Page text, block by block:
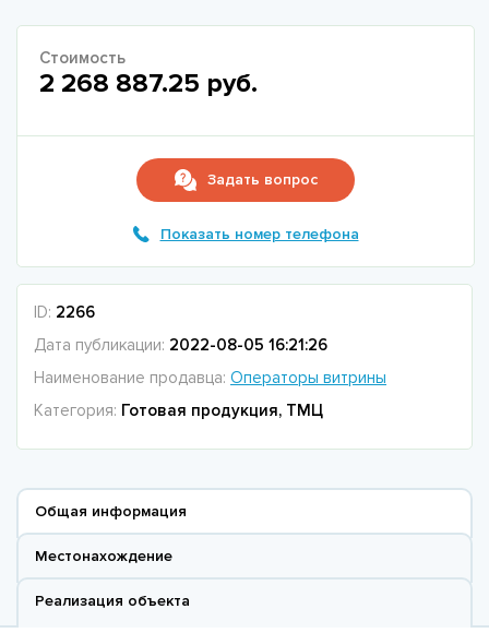
Стоимость
2 268 887.25 руб.
Задать вопрос
Показать номер телефона
ID: 2266
Дата публикации: 2022-08-05 16:21:26
Наименование продавца: Операторы витрины
Категория: Готовая продукция, ТМЦ
Общая информация
Местонахождение
Реализация объекта